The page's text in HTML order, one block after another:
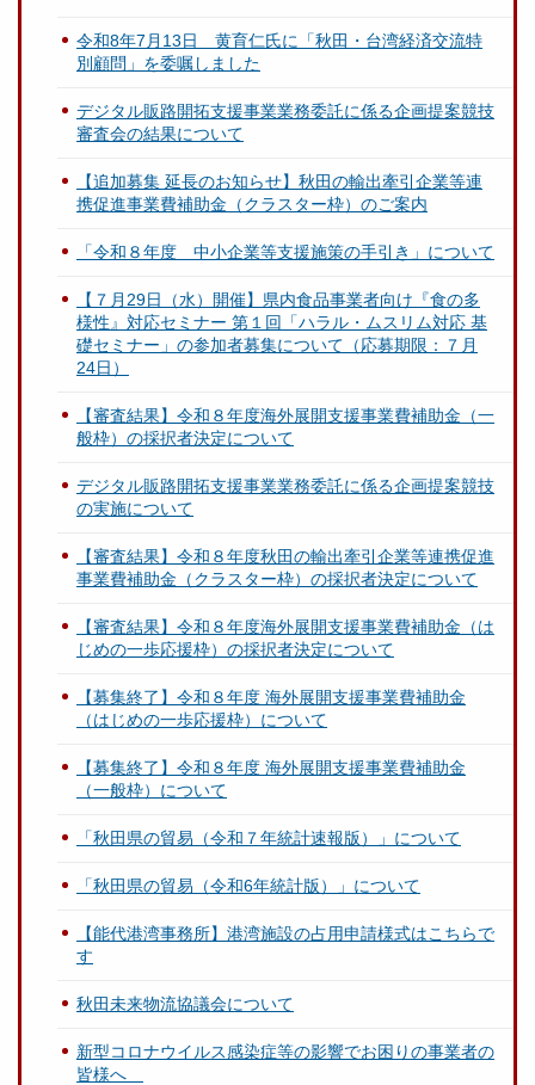
令和8年7月13日 黄育仁氏に「秋田・台湾経済交流特
別顧問」を委嘱しました
デジタル販路開拓支援事業業務委託に係る企画提案競技
審査会の結果について
【追加募集 延長のお知らせ】秋田の輸出牽引企業等連
携促進事業費補助金（クラスター枠）のご案内
「令和８年度 中小企業等支援施策の手引き」について
【７月29日（水）開催】県内食品事業者向け『食の多
様性』対応セミナー 第１回「ハラル・ムスリム対応 基
礎セミナー」の参加者募集について（応募期限：７月
24日）
【審査結果】令和８年度海外展開支援事業費補助金（一
般枠）の採択者決定について
デジタル販路開拓支援事業業務委託に係る企画提案競技
の実施について
【審査結果】令和８年度秋田の輸出牽引企業等連携促進
事業費補助金（クラスター枠）の採択者決定について
【審査結果】令和８年度海外展開支援事業費補助金（は
じめの一歩応援枠）の採択者決定について
【募集終了】令和８年度 海外展開支援事業費補助金
（はじめの一歩応援枠）について
【募集終了】令和８年度 海外展開支援事業費補助金
（一般枠）について
「秋田県の貿易（令和７年統計速報版）」について
「秋田県の貿易（令和6年統計版）」について
【能代港湾事務所】港湾施設の占用申請様式はこちらで
す
秋田未来物流協議会について
新型コロナウイルス感染症等の影響でお困りの事業者の
皆様へ